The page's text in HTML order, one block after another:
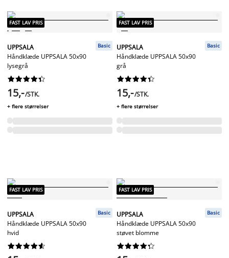
FAST LAV PRIS
UPPSALA
Håndklæde UPPSALA 50x90
lysegrå
Basic






15,-/STK.
+ flere størrelser
FAST LAV PRIS
UPPSALA
Håndklæde UPPSALA 50x90
grå
Basic






15,-/STK.
+ flere størrelser
FAST LAV PRIS
UPPSALA
Håndklæde UPPSALA 50x90
hvid
Basic






FAST LAV PRIS
UPPSALA
Håndklæde UPPSALA 50x90
støvet blomme
Basic





